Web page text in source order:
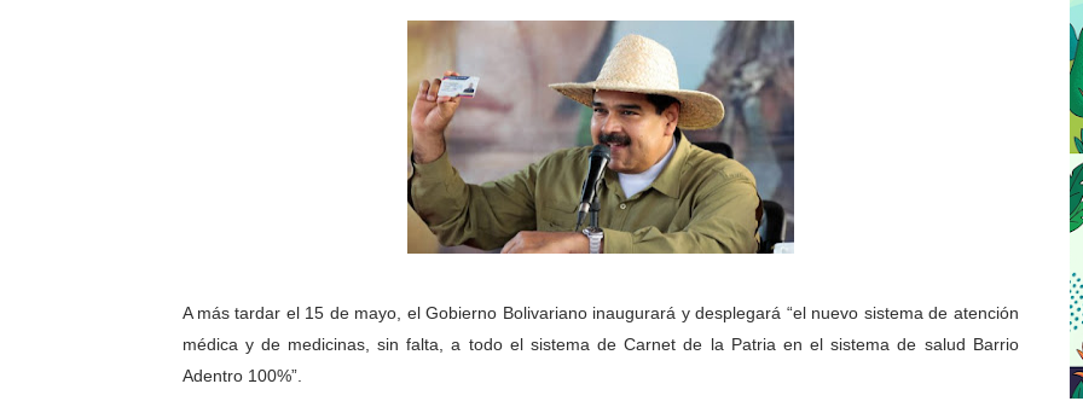
Merideños disfrutarán del Plan Agosto Escuelas Abiertas 2026
Recreación y formación fortalecen la integración comunitaria en Campo Elías
Club "Rápidos de Zea" brilló en el Primer Festival de Atletismo en homenaje a
84 estudiantes celebraron su graduación en el Complejo Educativo Aristóbulo Istúriz
Cmdnna lleva esperanza y atención a casas de abrigo en Mérida
Comunas de Obispo Ramos de Lora avanzan hacia el empoderamiento y la
Arrancó Plan Vacacional Comunitario Venezuela Renace 2026 en la Don Perucho
A más tardar el 15 de mayo, el Gobierno Bolivariano inaugurará y desplegará “el nuevo sistema de atención
médica y de medicinas, sin falta, a todo el sistema de Carnet de la Patria en el sistema de salud Barrio
Adentro 100%”.